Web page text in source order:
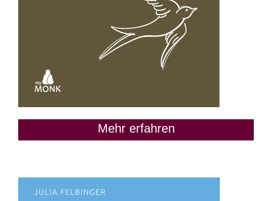
Mehr erfahren